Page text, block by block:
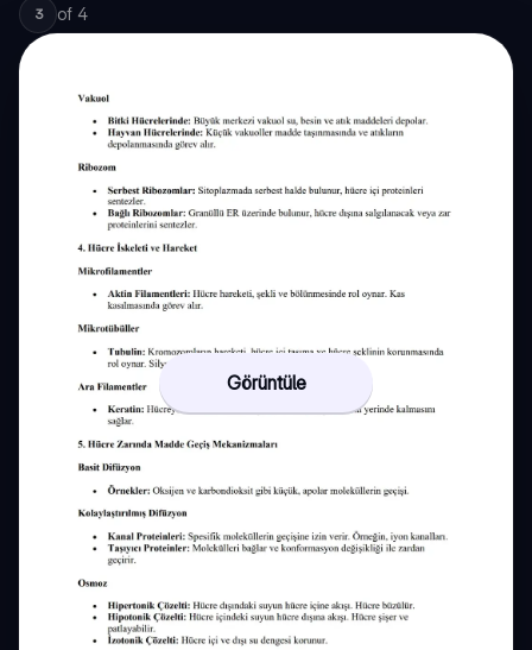
3 of 4
Görüntüle